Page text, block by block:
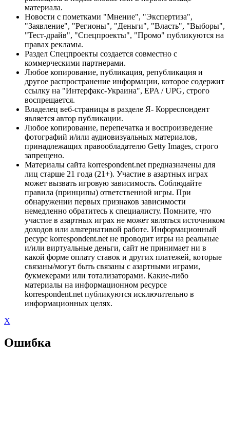
материала.
Новости с пометками "Мнение", "Экспертиза",
"Заявление", "Регионы", "Деньги", "Власть", "Выборы",
"Тест-драйв", "Спецпроекты", "Промо" публикуются на
правах рекламы.
Раздел Спецпроекты создается совместно с
коммерческими партнерами.
Любое копирование, публикация, републикация и
другое распространение информации, которое содержит
ссылку на "Интерфакс-Украина", EPA / UPG, строго
воспрещается.
Владелец веб-страницы в разделе Я- Корреспондент
является автор публикации.
Любое копирование, перепечатка и воспроизведение
фотографий и/или аудиовизуальных материалов,
принадлежащих правообладателю Getty Images, строго
запрещено.
Материалы сайта korrespondent.net предназначены для
лиц старше 21 года (21+). Участие в азартных играх
может вызвать игровую зависимость. Соблюдайте
правила (принципы) ответственной игры. При
обнаружении первых признаков зависимости
немедленно обратитесь к специалисту. Помните, что
участие в азартных играх не может являться источником
доходов или альтернативой работе. Информационный
ресурс korrespondent.net не проводит игры на реальные
и/или виртуальные деньги, сайт не принимает ни в
какой форме оплату ставок и других платежей, которые
связаны/могут быть связаны с азартными играми,
букмекерами или тотализаторами. Какие-либо
материалы на информационном ресурсе
korrespondent.net публикуются исключительно в
информационных целях.
X
Ошибка